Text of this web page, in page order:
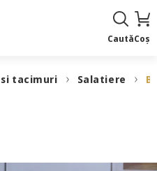
CautăCoș
si tacimuri Salatiere